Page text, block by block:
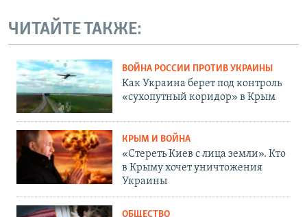
ЧИТАЙТЕ ТАКЖЕ:
ВОЙНА РОССИИ ПРОТИВ УКРАИНЫ
Как Украина берет под контроль
«сухопутный коридор» в Крым
КРЫМ И ВОЙНА
«Стереть Киев с лица земли». Кто
в Крыму хочет уничтожения
Украины
ОБЩЕСТВО